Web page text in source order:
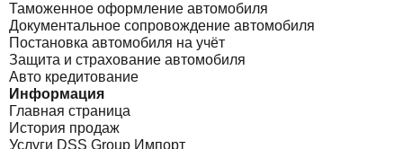
Таможенное оформление автомобиля
Документальное сопровождение автомобиля
Постановка автомобиля на учёт
Защита и страхование автомобиля
Авто кредитование
Информация
Главная страница
История продаж
Услуги DSS Group Импорт